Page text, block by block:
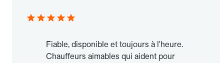
Fiable, disponible et toujours à l'heure.
Chauffeurs aimables qui aident pour